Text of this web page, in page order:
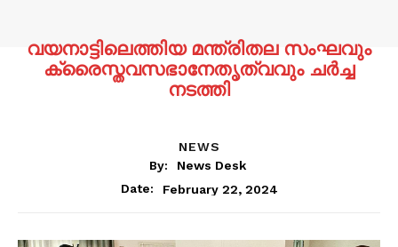
വയനാട്ടിലെത്തിയ മന്ത്രിതല സംഘവും
ക്രൈസ്തവസഭാനേതൃത്വവും ചർച്ച
നടത്തി
NEWS
By:
News Desk
Date:
February 22, 2024